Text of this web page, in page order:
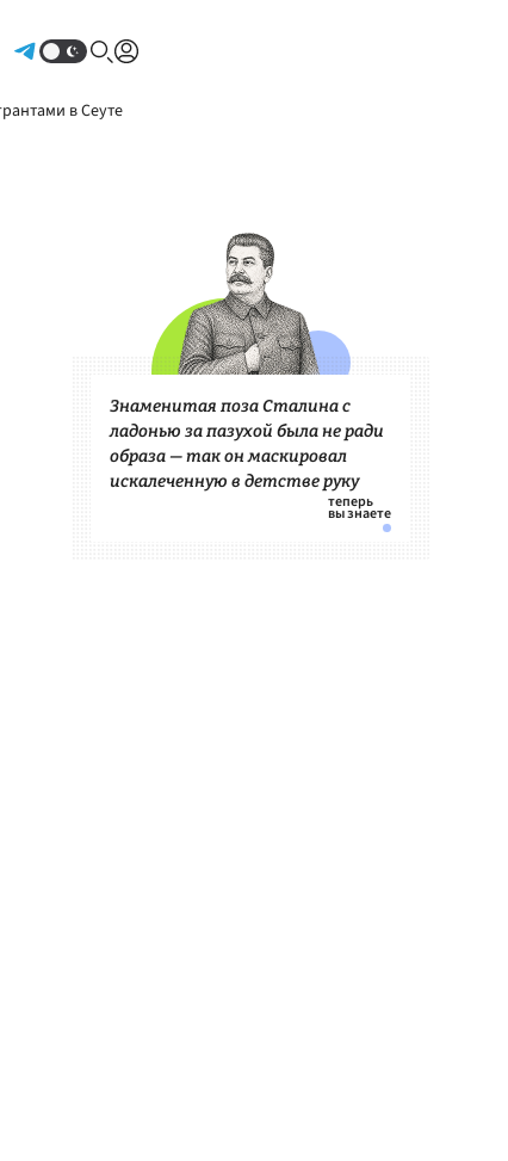
в Сеуте
Знаменитая поза Сталина с
ладонью за пазухой была не ради
образа — так он маскировал
искалеченную в детстве руку